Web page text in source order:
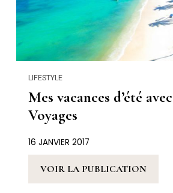
LIFESTYLE
Mes vacances d’été
Voyages
16 JANVIER 2017
VOIR LA PUBLICATION